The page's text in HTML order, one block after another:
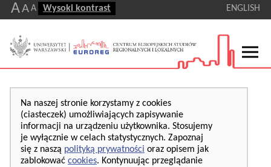
AA A Wysoki kontrast ENGLISH
Na naszej stronie korzystamy z cookies
(ciasteczek) umożliwiających zapisywanie
informacji na urządzeniu użytkownika. Stosujemy
je wyłącznie w celach statystycznych. Zapoznaj
się z naszą polityką prywatności oraz opisem jak
zablokować cookies. Kontynuując przeglądanie